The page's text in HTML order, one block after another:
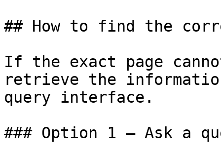
## How to find the
If the exact page
retrieve the
query interface.
### Option 1 — Ask a